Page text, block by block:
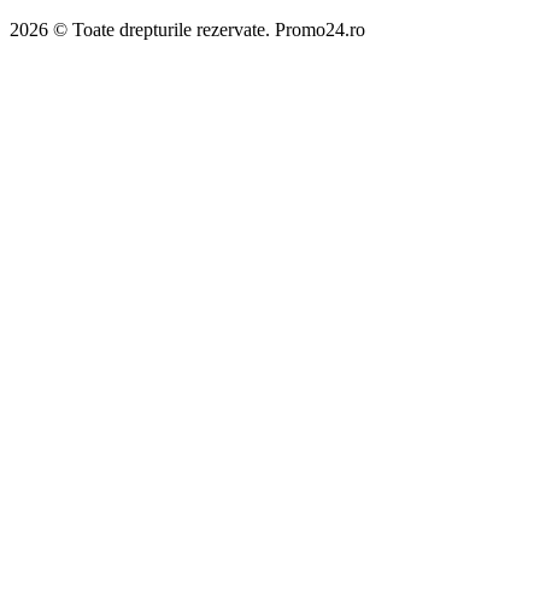
2026 © Toate drepturile rezervate. Promo24.ro